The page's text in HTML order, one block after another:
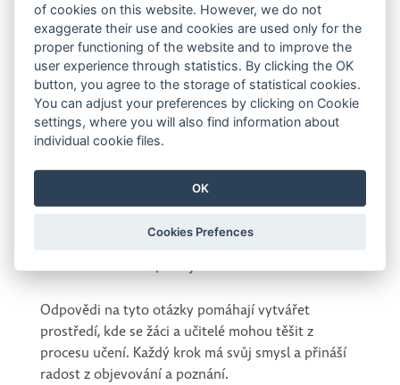
Tato cesta vede k tomu, že učení není jen
povinností, ale stává se radostným dobrodružstvím
pro všechny zúčastněné. Když jsou cíle jasné a
metody účinné, učitelé i žáci zažívají potěšení v
každodenním vzdělávacím procesu, což posiluje
jejich vzájemnou motivaci a nadšení.
Jak vědomě vytvářím prostředí pro učení?
Jaké konkrétní kroky jako učitel v tom dělám?
Jak s tím dál pracuji?
Odpovědi na tyto otázky pomáhají vytvářet
prostředí, kde se žáci a učitelé mohou těšit z
procesu učení. Každý krok má svůj smysl a přináší
radost z objevování a poznání.
of cookies on this website. However, we do not
exaggerate their use and cookies are used only for the
proper functioning of the website and to improve the
user experience through statistics. By clicking the OK
button, you agree to the storage of statistical cookies.
You can adjust your preferences by clicking on Cookie
settings, where you will also find information about
individual cookie files.
OK
Cookies Prefences